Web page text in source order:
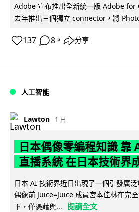
Adobe 宣布推出全新統一版 Adobe for
去年推出三個獨立 connector，將
137 8 ↗ 分享
人工智能
Lawton 1 日
日本偶像零編程知識 靠
直播系統 在日本技術界
日本 AI 技術界近日出現了一個引發廣
偶像前 Juice=Juice 成員宮本佳林在完
下，僅憑藉與...
閱讀全文